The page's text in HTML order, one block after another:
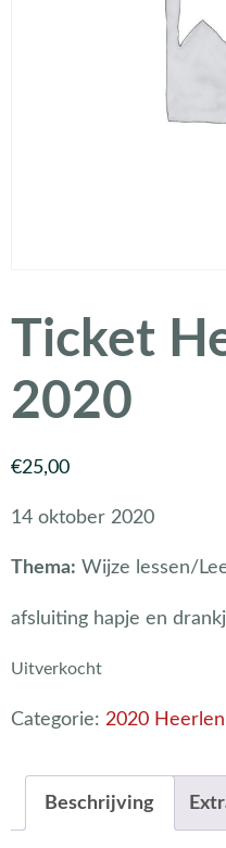
Ticket
2020
€25,00
14 oktober 2020
Thema: Wijze lessen/
afsluiting hapje en
Uitverkocht
Categorie: 2020 Heerlen
Beschrijving